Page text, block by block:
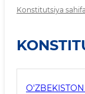
Konstitutsiya